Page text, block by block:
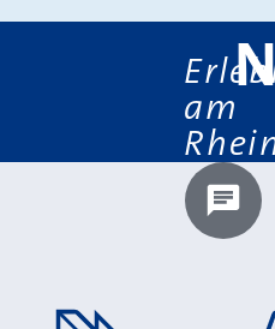
am
Chatbot